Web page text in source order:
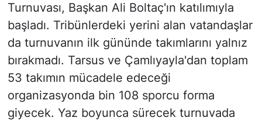
Turnuvası, Başkan Ali Boltaç'ın katılımıyla
başladı. Tribünlerdeki yerini alan vatandaşlar
da turnuvanın ilk gününde takımlarını yalnız
bırakmadı. Tarsus ve Çamlıyayla'dan toplam
53 takımın mücadele edeceği
organizasyonda bin 108 sporcu forma
giyecek. Yaz boyunca sürecek turnuvada